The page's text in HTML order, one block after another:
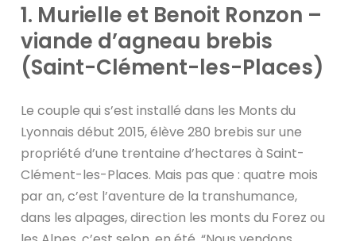
1. Murielle et Benoit Ronzon –
viande d’agneau brebis
(Saint-Clément-les-Places)
Le couple qui s’est installé dans les Monts du
Lyonnais début 2015, élève 280 brebis sur une
propriété d’une trentaine d’hectares à Saint-
Clément-les-Places. Mais pas que : quatre mois
par an, c’est l’aventure de la transhumance,
dans les alpages, direction les monts du Forez ou